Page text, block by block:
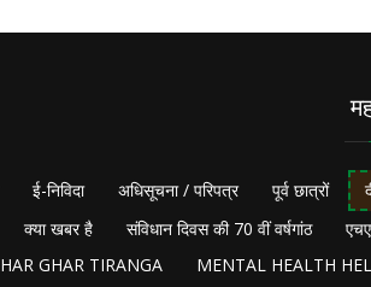
ई-निविदा अधिसूचना / परिपत्र पूर्व छात्रों
क्या खबर है संविधान दिवस की 70 वीं वर्षगांठ
HAR GHAR TIRANGA MENTAL HEALTH